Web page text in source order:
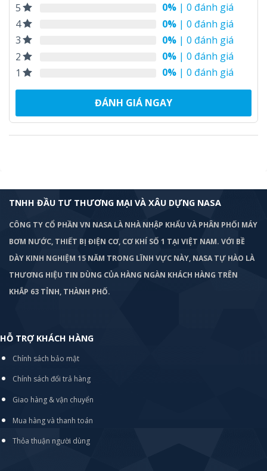
5 0% | 0 đánh giá
4
0% | 0 đánh giá
3
0% | 0 đánh giá
2
0% | 0 đánh giá
1
0% | 0 đánh giá
ĐÁNH GIÁ NGAY
TNHH ĐẦU TƯ THƯƠNG MẠI VÀ XÂU DỰNG NASA
CÔNG TY CỔ PHẦN VN NASA LÀ NHÀ NHẬP KHẨU VÀ PHÂN PHỐI MÁY
BƠM NƯỚC, THIẾT BỊ ĐIỆN CƠ, CƠ KHÍ SỐ 1 TẠI VIỆT NAM. VỚI BỀ
DÀY KINH NGHIỆM 15 NĂM TRONG LĨNH VỰC NÀY, NASA TỰ HÀO LÀ
THƯƠNG HIỆU TIN DÙNG CỦA HÀNG NGÀN KHÁCH HÀNG TRÊN
KHẮP 63 TỈNH, THÀNH PHỐ.
HỖ TRỢ KHÁCH HÀNG
Chính sách bảo mật
Chính sách đổi trả hàng
Giao hàng & vận chuyển
Mua hàng và thanh toán
Thỏa thuận người dùng